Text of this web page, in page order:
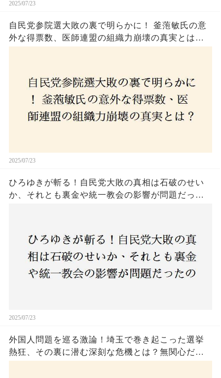
2025/07/23
自民党参院選大敗の裏で明らかに！ 釜萢敏氏の意
外な得票数、医師連盟の組織力崩壊の真実とは？
2025/07/23
ひろゆきが斬る！自民党大敗の真相は石破のせい
か、それとも裏金や統一教会の影響が問題だった
2025/07/23
外国人問題を巡る激論！埼玉で巻き起こった選挙
熱狂、その裏に潜む深刻な危機とは？無関心だっ